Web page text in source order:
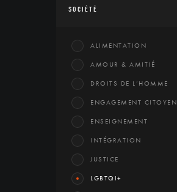
SOCIÉTÉ
ALIMENTATION
AMOUR & AMITIÉ
DROITS DE L’HOMME
ENGAGEMENT CITOYEN
ENSEIGNEMENT
INTÉGRATION
JUSTICE
LGBTQI+